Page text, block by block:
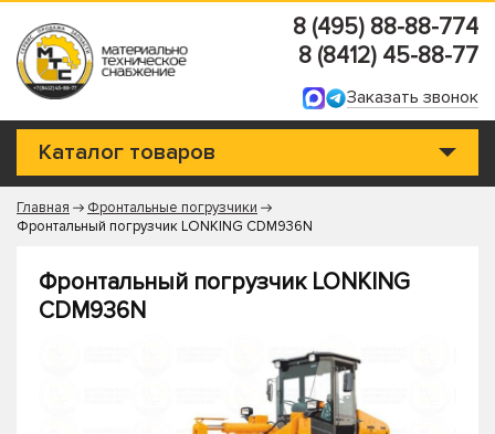
8 (495) 88-88-774
8 (8412) 45-88-77
Заказать звонок
Каталог товаров
Главная
Фронтальные погрузчики
Фронтальный погрузчик LONKING CDM936N
Фронтальный погрузчик LONKING
CDM936N